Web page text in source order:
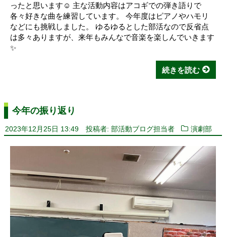
ったと思います☺️ 主な活動内容はアコギでの弾き語りで
各々好きな曲を練習しています。 今年度はピアノやハモリ
などにも挑戦しました。 ゆるゆるとした部活なので反省点
は多々ありますが、来年もみんなで音楽を楽しんでいきます
✨️
続きを読む
今年の振り返り
2023年12月25日 13:49 投稿者: 部活動ブログ担当者 演劇部